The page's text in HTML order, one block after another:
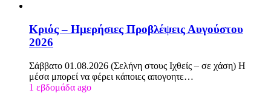
Κριός – Ημερήσιες Προβλέψεις Αυγούστου
2026
Σάββατο 01.08.2026 (Σελήνη στους Ιχθείς – σε χάση) Η
μέσα μπορεί να φέρει κάποιες απογοητε…
1 εβδομάδα ago